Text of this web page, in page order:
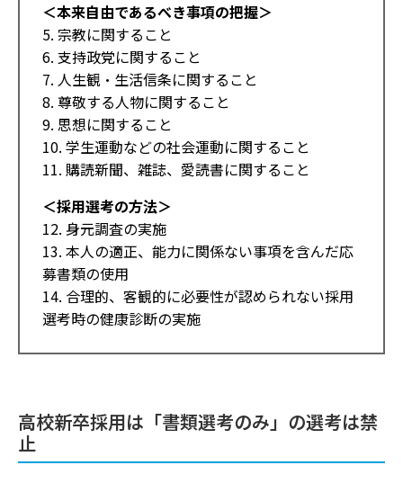
＜本来自由であるべき事項の把握＞
5. 宗教に関すること
6. 支持政党に関すること
7. 人生観・生活信条に関すること
8. 尊敬する人物に関すること
9. 思想に関すること
10. 学生運動などの社会運動に関すること
11. 購読新聞、雑誌、愛読書に関すること
＜採用選考の方法＞
12. 身元調査の実施
13. 本人の適正、能力に関係ない事項を含んだ応
募書類の使用
14. 合理的、客観的に必要性が認められない採用
選考時の健康診断の実施
高校新卒採用は「書類選考のみ」の選考は禁
止